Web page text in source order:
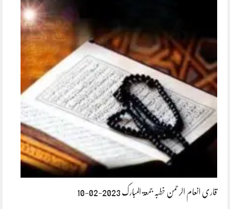
قاری انعام الرحمن خطبہ جمعۃ المبارک 2023-02-10